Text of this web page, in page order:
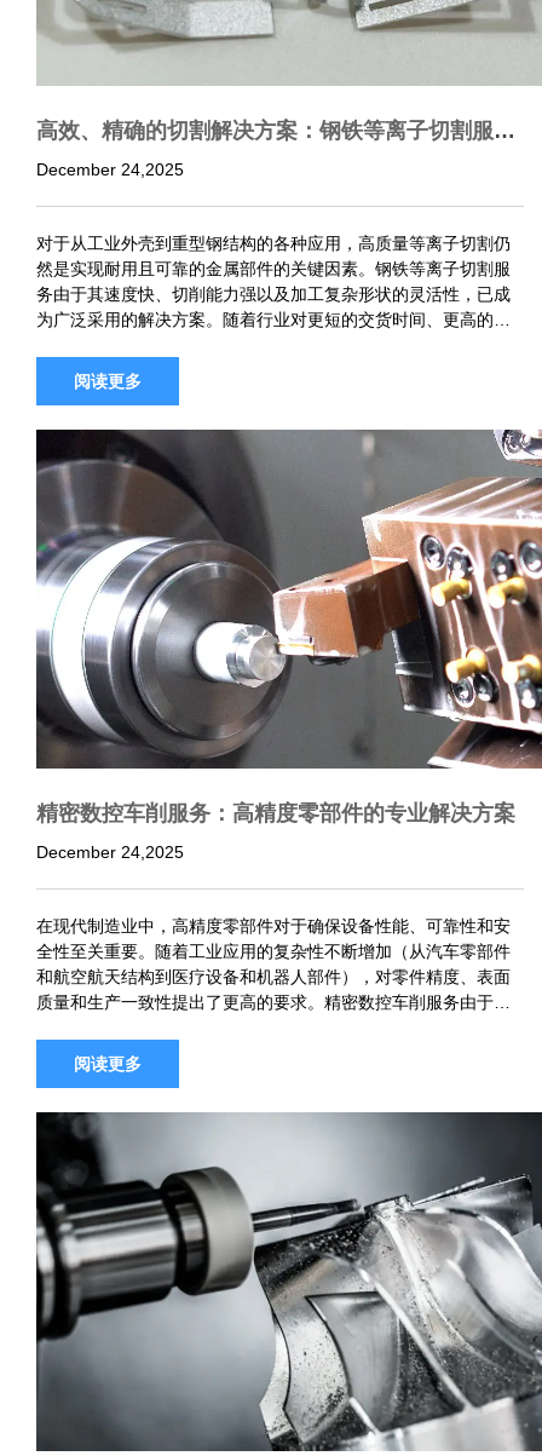
高效、精确的切割解决方案：钢铁等离子切割服务
完整指南
December 24,2025
对于从工业外壳到重型钢结构的各种应用，高质量等离子切割仍
然是实现耐用且可靠的金属部件的关键因素。钢铁等离子切割服
务由于其速度快、切削能力强以及加工复杂形状的灵活性，已成
为广泛采用的解决方案。随着行业对更短的交货时间、更高的精
造、重型设备制造和工业…
阅读更多
精密数控车削服务：高精度零部件的专业解决方案
December 24,2025
在现代制造业中，高精度零部件对于确保设备性能、可靠性和安
全性至关重要。随着工业应用的复杂性不断增加（从汽车零部件
和航空航天结构到医疗设备和机器人部件），对零件精度、表面
质量和生产一致性提出了更高的要求。精密数控车削服务由于其
的数控加工服务商，…
阅读更多